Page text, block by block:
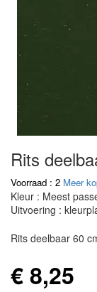
Rits
Voorraad : 2 Meer
Kleur : Meest
Uitvoering :
Rits deelbaar 60
€ 8,25